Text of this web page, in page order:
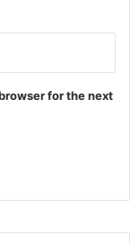
for the next